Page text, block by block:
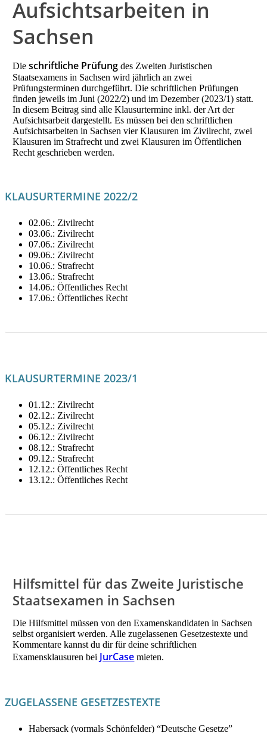
Aufsichtsarbeiten in
Sachsen
Dieschriftliche Prüfung des Zweiten Juristischen
Staatsexamens in Sachsen wird jährlich an zwei
Prüfungsterminen durchgeführt. Die schriftlichen Prüfungen
finden jeweils im Juni (2022/2) und im Dezember (2023/1) statt.
In diesem Beitrag sind alle Klausurtermine inkl. der Art der
Aufsichtsarbeit dargestellt. Es müssen bei den schriftlichen
Aufsichtsarbeiten in Sachsen vier Klausuren im Zivilrecht, zwei
Klausuren im Strafrecht und zwei Klausuren im Öffentlichen
Recht geschrieben werden.
KLAUSURTERMINE 2022/2
02.06.: Zivilrecht
03.06.: Zivilrecht
07.06.: Zivilrecht
09.06.: Zivilrecht
10.06.: Strafrecht
13.06.: Strafrecht
14.06.: Öffentliches Recht
17.06.: Öffentliches Recht
KLAUSURTERMINE 2023/1
01.12.: Zivilrecht
02.12.: Zivilrecht
05.12.: Zivilrecht
06.12.: Zivilrecht
08.12.: Strafrecht
09.12.: Strafrecht
12.12.: Öffentliches Recht
13.12.: Öffentliches Recht
Hilfsmittel für das Zweite Juristische
Staatsexamen in Sachsen
Die Hilfsmittel müssen von den Examenskandidaten in Sachsen
selbst organisiert werden. Alle zugelassenen Gesetzestexte und
Kommentare kannst du dir für deine schriftlichen
Examensklausuren bei JurCase mieten.
ZUGELASSENE GESETZESTEXTE
Habersack (vormals Schönfelder) “Deutsche Gesetze”